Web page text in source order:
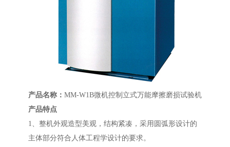
产品名称： MM-W1B微机控制立式万能摩擦磨损试验机
产品特点
1、整机外观造型美观，结构紧凑，采用圆弧形设计的
主体部分符合人体工程学设计的要求。